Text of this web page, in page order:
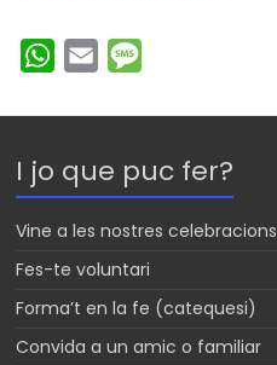
W
a
s
A
p
a
l
s
a
g
e
I jo que puc fer?
Vine a les nostres celebracions
Fes-te voluntari
Forma’t en la fe (catequesi)
Convida a un amic o familiar